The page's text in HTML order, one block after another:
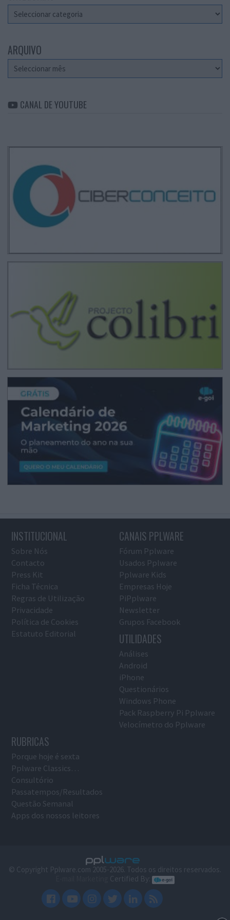
Categorias
ARQUIVO
Arquivo
CANAL DE YOUTUBE
INSTITUCIONAL
Sobre Nós
Contacto
Press Kit
Ficha Técnica
Regras de Utilização
Privacidade
Política de Cookies
Estatuto Editorial
CANAIS PPLWARE
Fórum Pplware
Usados Pplware
Pplware Kids
Empresas Hoje
PiPplware
Newsletter
Grupos Facebook
UTILIDADES
Análises
Android
iPhone
Questionários
Windows Phone
Pack Raspberry Pi Pplware
Velocímetro do Pplware
RUBRICAS
Porque hoje é sexta
Pplware Classics…
Consultório
Passatempos/Resultados
Questão Semanal
Apps dos nossos leitores
© Copyright Pplware.com 2005-2026. Todos os direitos reservados.
Certified By: